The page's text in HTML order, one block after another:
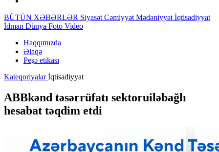
BÜTÜN XƏBƏRLƏR Siyasət Cəmiyyət Mədəniyyət İqtisadiyyat
İdman Dünya Foto Video
Haqqımızda
Əlaqə
Peşə etikası
Kateqoriyalarİqtisadiyyat
ABBkənd təsərrüfatı sektoruiləbağlı
hesabat təqdim etdi